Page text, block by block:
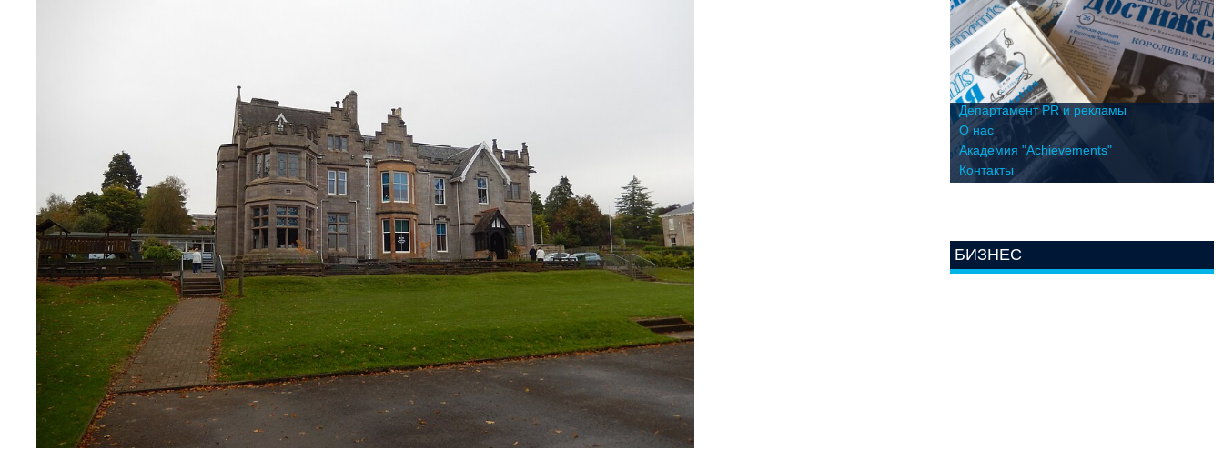
Департамент PR и рекламы
О нас
Академия "Achievements"
Контакты
БИЗНЕС